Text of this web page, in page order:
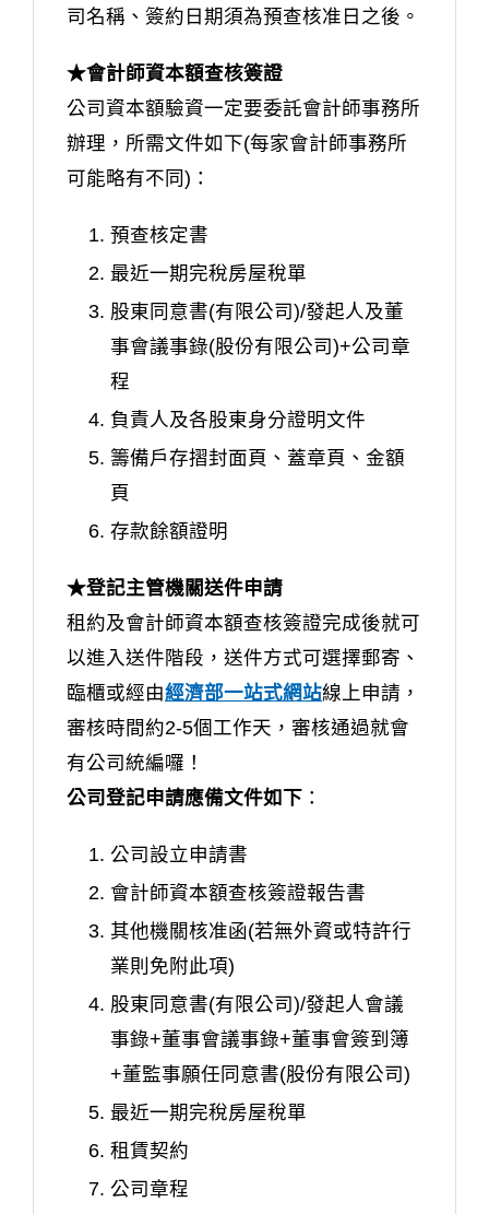
司名稱、簽約日期須為預查核准日之後。
★會計師資本額查核簽證
公司資本額驗資一定要委託會計師事務所
辦理，所需文件如下(每家會計師事務所
可能略有不同)：
預查核定書
最近一期完稅房屋稅單
股東同意書(有限公司)/發起人及董
事會議事錄(股份有限公司)+公司章
程
負責人及各股東身分證明文件
籌備戶存摺封面頁、蓋章頁、金額
頁
存款餘額證明
★登記主管機關送件申請
租約及會計師資本額查核簽證完成後就可
以進入送件階段，送件方式可選擇郵寄、
臨櫃或經由經濟部一站式網站線上申請，
審核時間約2-5個工作天，審核通過就會
有公司統編囉！
公司登記申請應備文件如下 ：
公司設立申請書
會計師資本額查核簽證報告書
其他機關核准函(若無外資或特許行
業則免附此項)
股東同意書(有限公司)/發起人會議
事錄+董事會議事錄+董事會簽到簿
+董監事願任同意書(股份有限公司)
最近一期完稅房屋稅單
租賃契約
公司章程